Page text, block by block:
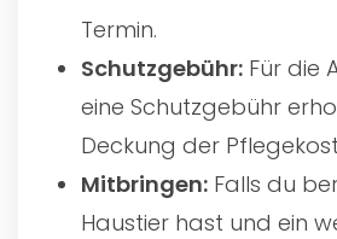
Termin.
Schutzgebühr: Für die
eine Schutzgebühr
Deckung der
Mitbringen: Falls du
Haustier hast und ein